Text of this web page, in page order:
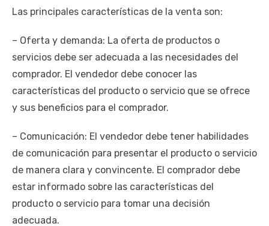
Las principales características de la venta son:
– Oferta y demanda: La oferta de productos o
servicios debe ser adecuada a las necesidades del
comprador. El vendedor debe conocer las
características del producto o servicio que se ofrece
y sus beneficios para el comprador.
– Comunicación: El vendedor debe tener habilidades
de comunicación para presentar el producto o servicio
de manera clara y convincente. El comprador debe
estar informado sobre las características del
producto o servicio para tomar una decisión
adecuada.